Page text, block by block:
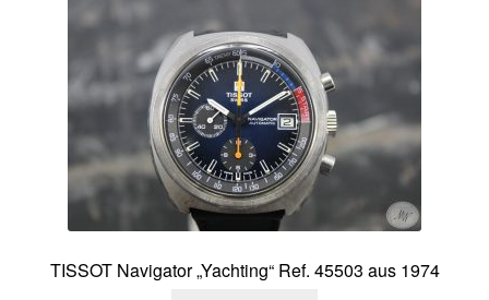
Archiv
Über mich
Kontakt
TISSOT Navigator „Yachting“ Ref. 45503 aus 1974